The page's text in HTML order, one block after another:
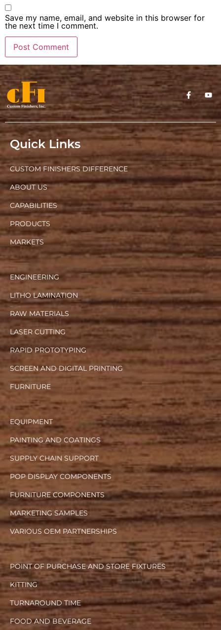
Save my name, email, and website in this browser for
the next time I comment.
Quick Links
CUSTOM FINISHERS DIFFERENCE
ABOUT US
CAPABILITIES
PRODUCTS
MARKETS
ENGINEERING
LITHO LAMINATION
RAW MATERIALS
LASER CUTTING
RAPID PROTOTYPING
SCREEN AND DIGITAL PRINTING
FURNITURE
EQUIPMENT
PAINTING AND COATINGS
SUPPLY CHAIN SUPPORT
POP DISPLAY COMPONENTS
FURNITURE COMPONENTS
MARKETING SAMPLES
VARIOUS OEM PARTNERSHIPS
POINT OF PURCHASE AND STORE FIXTURES
KITTING
TURNAROUND TIME
FOOD AND BEVERAGE